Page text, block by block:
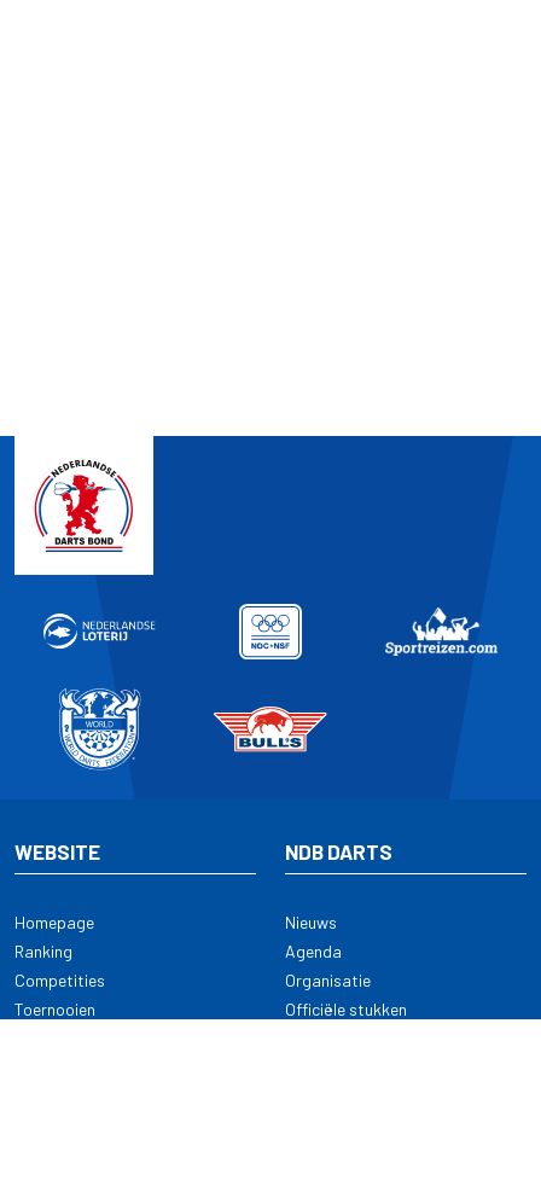
WEBSITE
Homepage
Ranking
Competities
Toernooien
NDB DARTS
Nieuws
Agenda
Organisatie
Officiële stukken